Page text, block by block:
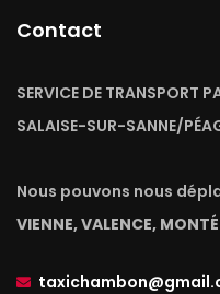
Contact
SERVICE DE TRANSPORT
SALAISE-SUR-SANNE/
Nous pouvons nous
VIENNE, VALENCE,